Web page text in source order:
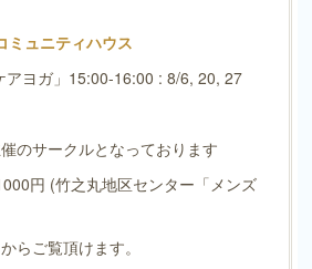
ミュニティハウス
アヨガ」15:00-16:00 : 8/6, 20, 27
のサークルとなっております
円 (竹之丸地区センター「メンズ
らご覧頂けます。